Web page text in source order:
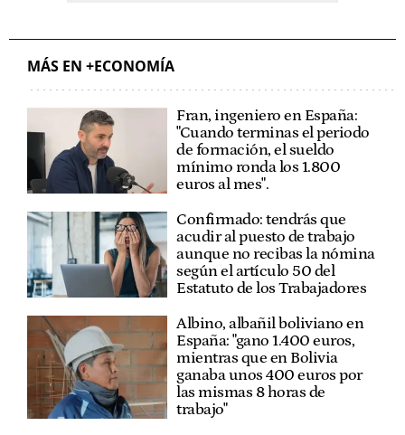
MÁS EN +ECONOMÍA
Fran, ingeniero en España:
"Cuando terminas el periodo
de formación, el sueldo
mínimo ronda los 1.800
euros al mes".
Confirmado: tendrás que
acudir al puesto de trabajo
aunque no recibas la nómina
según el artículo 50 del
Estatuto de los Trabajadores
Albino, albañil boliviano en
España: "gano 1.400 euros,
mientras que en Bolivia
ganaba unos 400 euros por
las mismas 8 horas de
trabajo"